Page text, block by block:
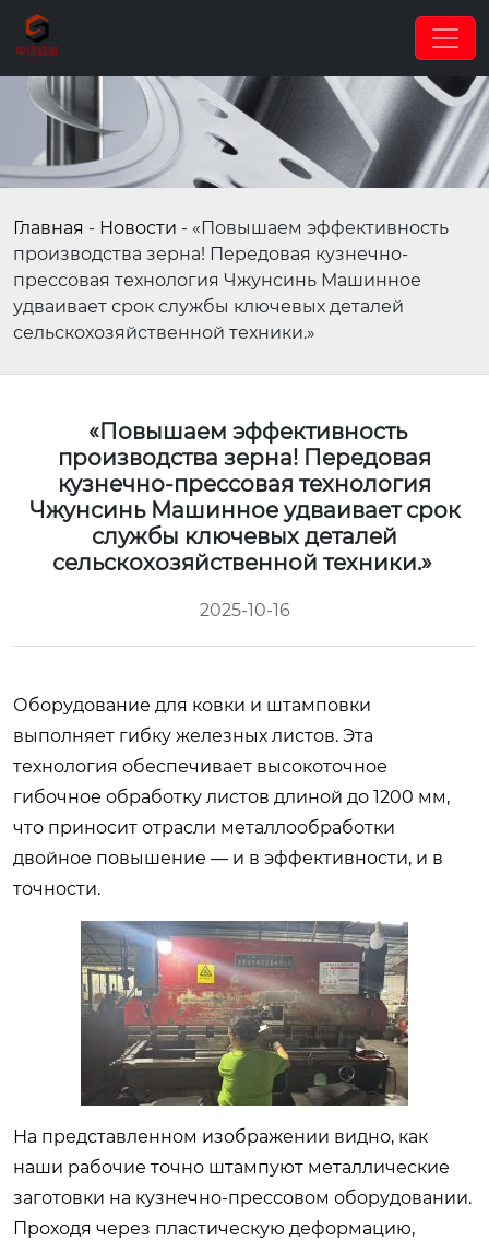
Главная - Новости - «Повышаем эффективность
производства зерна! Передовая кузнечно-
прессовая технология Чжунсинь Машинное
удваивает срок службы ключевых деталей
сельскохозяйственной техники.»
«Повышаем эффективность
производства зерна! Передовая
кузнечно-прессовая технология
Чжунсинь Машинное удваивает срок
службы ключевых деталей
сельскохозяйственной техники.»
2025-10-16
Оборудование для ковки и штамповки
выполняет гибку железных листов. Эта
технология обеспечивает высокоточное
гибочное обработку листов длиной до 1200 мм,
что приносит отрасли металлообработки
двойное повышение — и в эффективности, и в
точности.
На представленном изображении видно, как
наши рабочие точно штампуют металлические
заготовки на кузнечно-прессовом оборудовании.
Проходя через пластическую деформацию,